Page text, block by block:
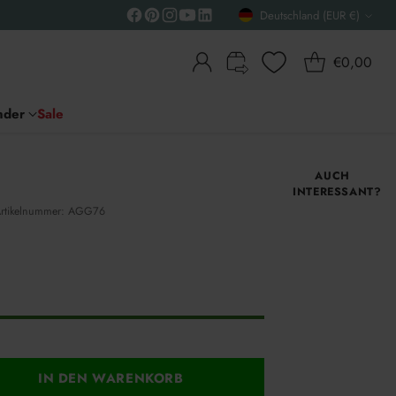
Währung Deutschland (EUR €)
€0,00
Sale
AGG76
IN DEN WARENKORB
AUCH
INTERESSANT?